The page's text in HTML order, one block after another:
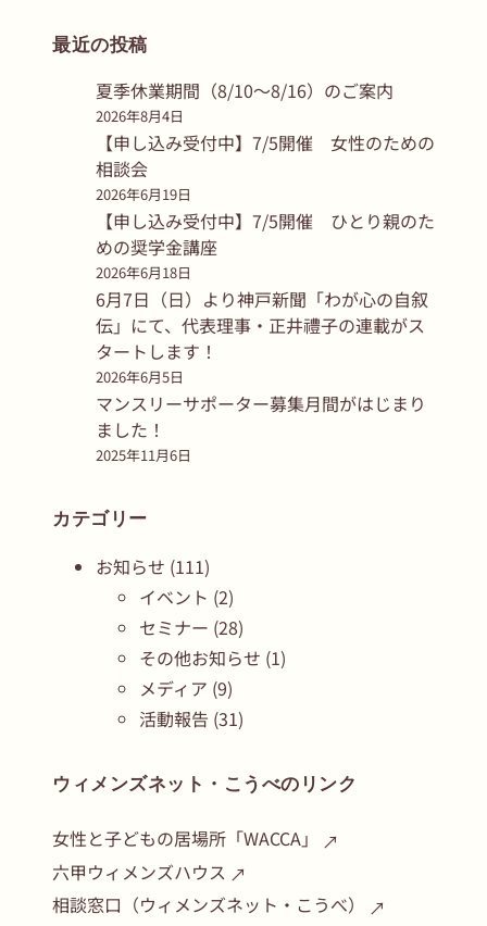
最近の投稿
夏季休業期間（8/10〜8/16）のご案内
2026年8月4日
【申し込み受付中】7/5開催 女性のための
相談会
2026年6月19日
【申し込み受付中】7/5開催 ひとり親のた
めの奨学金講座
2026年6月18日
6月7日（日）より神戸新聞「わが心の自叙
伝」にて、代表理事・正井禮子の連載がス
タートします！
2026年6月5日
マンスリーサポーター募集月間がはじまり
ました！
2025年11月6日
カテゴリー
お知らせ (111)
イベント (2)
セミナー (28)
その他お知らせ (1)
メディア (9)
活動報告 (31)
ウィメンズネット・こうべのリンク
女性と子どもの居場所「WACCA」
六甲ウィメンズハウス
相談窓口（ウィメンズネット・こうべ）